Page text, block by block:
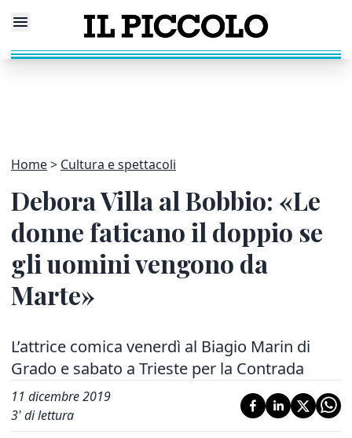
Home Cultura e spettacoli
Debora Villa al Bobbio: «Le
donne faticano il doppio se
gli uomini vengono da
Marte»
L’attrice comica venerdì al Biagio Marin di
Grado e sabato a Trieste per la Contrada
11 dicembre 2019
3' di lettura